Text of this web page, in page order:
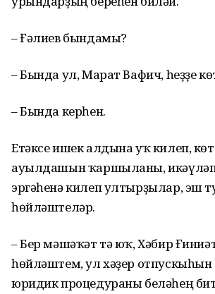
– Ғәлиев бындамы?
– Бында ул, Марат Вафич, һеҙҙе
– Бында керһен.
Етәксе ишек алдына уҡ килеп,
ауылдашын ҡаршыланы, икәүләп
эргәһенә килеп ултырҙылар, эш
һөйләштеләр.
– Бер мәшәҡәт тә юҡ, Хәбир
һөйләштем, ул хәҙер отпускыһын
юридик процедураны беләһең